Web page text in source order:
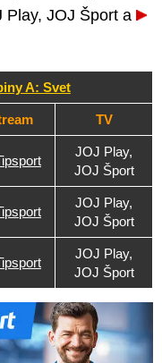
Play, JOJ Šport a
A: Svet
TV
JOJ Play,
JOJ Šport
JOJ Play,
JOJ Šport
JOJ Play,
JOJ Šport